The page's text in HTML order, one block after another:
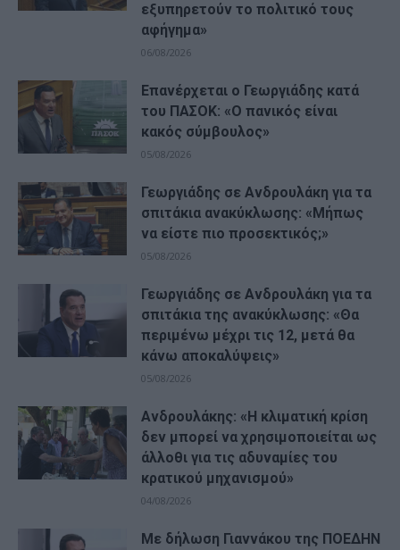
εξυπηρετούν το πολιτικό τους
αφήγημα»
06/08/2026
Επανέρχεται ο Γεωργιάδης κατά
του ΠΑΣΟΚ: «Ο πανικός είναι
κακός σύμβουλος»
05/08/2026
Γεωργιάδης σε Ανδρουλάκη για τα
σπιτάκια ανακύκλωσης: «Μήπως
να είστε πιο προσεκτικός;»
05/08/2026
Γεωργιάδης σε Ανδρουλάκη για τα
σπιτάκια της ανακύκλωσης: «Θα
περιμένω μέχρι τις 12, μετά θα
κάνω αποκαλύψεις»
05/08/2026
Ανδρουλάκης: «Η κλιματική κρίση
δεν μπορεί να χρησιμοποιείται ως
άλλοθι για τις αδυναμίες του
κρατικού μηχανισμού»
04/08/2026
Με δήλωση Γιαννάκου της ΠΟΕΔΗΝ